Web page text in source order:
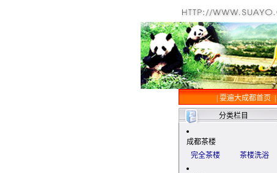
耍遍大成都首页
分类栏目
成都茶楼
完全茶楼
茶楼洗浴